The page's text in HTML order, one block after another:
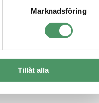
Marknadsföring
Tillåt alla
med fast pris.